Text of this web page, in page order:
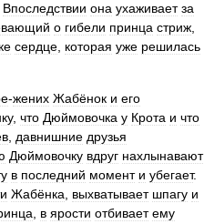
Впоследствии она ухаживает за
о гибели принца стриж
сердце которая уже решилась
-жених Жабёнок и его
, что Дюймовочка у Крота и что
давнишние друзья
Дюймовочку вдруг нахлынавают
в последний момент и убегает.
Жабёнка выхватывает шпагу и
в ярости отбивает ему